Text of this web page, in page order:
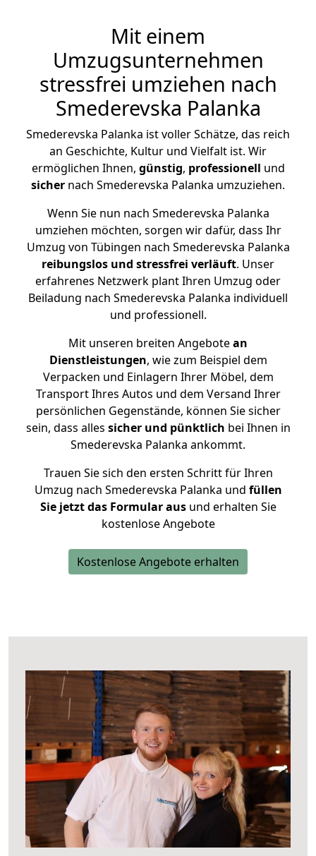
Mit einem
Umzugsunternehmen
stressfrei umziehen nach
Smederevska Palanka
Smederevska Palanka ist voller Schätze, das reich
an Geschichte, Kultur und Vielfalt ist. Wir
ermöglichen Ihnen, günstig, professionell und
sicher nach Smederevska Palanka umzuziehen.
Wenn Sie nun nach Smederevska Palanka
umziehen möchten, sorgen wir dafür, dass Ihr
Umzug von Tübingen nach Smederevska Palanka
reibungslos und stressfrei verläuft. Unser
erfahrenes Netzwerk plant Ihren Umzug oder
Beiladung nach Smederevska Palanka individuell
und professionell.
Mit unseren breiten Angebotean
Dienstleistungen, wie zum Beispiel dem
Verpacken und Einlagern Ihrer Möbel, dem
Transport Ihres Autos und dem Versand Ihrer
persönlichen Gegenstände, können Sie sicher
sein, dass alles sicher und pünktlich bei Ihnen in
Smederevska Palanka ankommt.
Trauen Sie sich den ersten Schritt für Ihren
Umzug nach Smederevska Palanka und füllen
Sie jetzt das Formular ausund erhalten Sie
kostenlose Angebote
Kostenlose Angebote erhalten